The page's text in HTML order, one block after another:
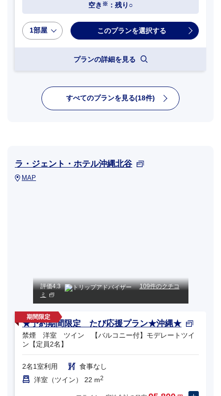
空き ※ ：残り○
1部屋
プランの詳細を見る
すべてのプランを見る(18件)
ラ・ジェント・ホテル沖縄北谷
MAP
評価4.3
109件のクチコ
ミ
★予約期間限定 たび応援プラン★沖縄★
禁煙 洋室 ツイン 【バルコニー付】モデレートツイ
ン【定員2名】
2名1室利用
食事なし
洋室（ツイン） 22 m2